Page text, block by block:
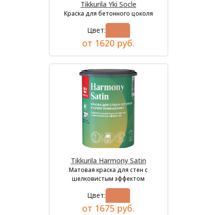
Tikkurila Yki Socle
Краска для бетонного цоколя
Цвет:
от 1620 руб.
Tikkurila Harmony Satin
Матовая краска для стен с
шелковистым эффектом
Цвет:
от 1675 руб.